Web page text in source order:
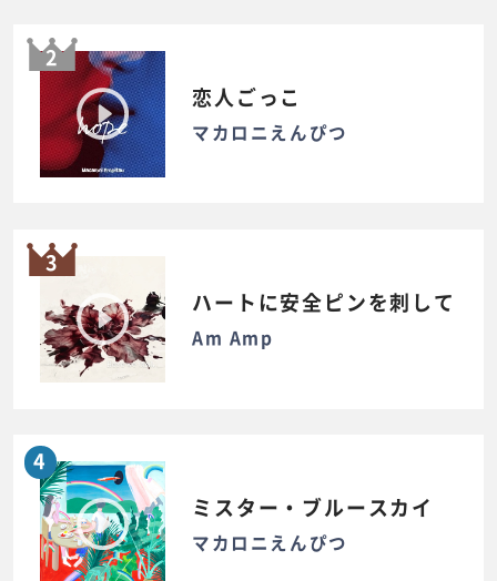
2
恋人ごっこ
マカロニえんぴつ
3
ハートに安全ピンを刺して
Am Amp
4
ミスター・ブルースカイ
マカロニえんぴつ